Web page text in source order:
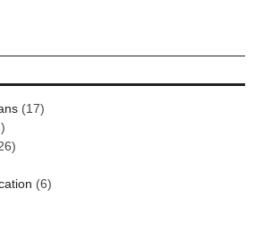
(17)
(6)